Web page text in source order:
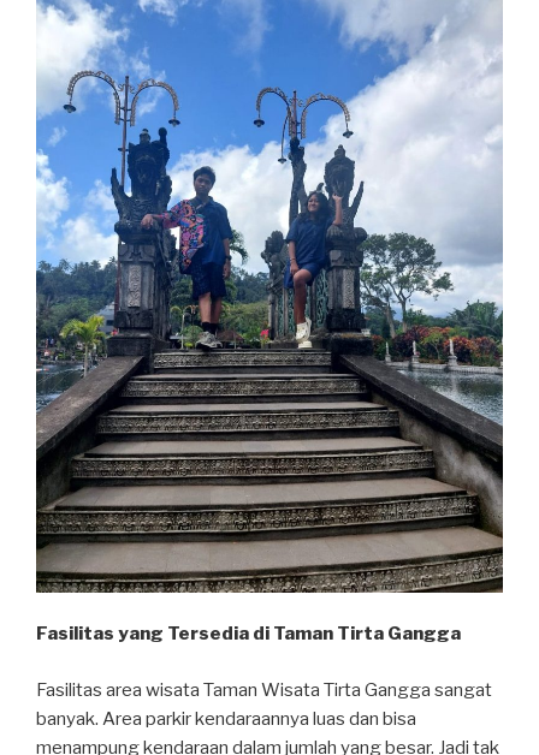
Fasilitas yang Tersedia di Taman Tirta Gangga
Fasilitas area wisata Taman Wisata Tirta Gangga sangat
banyak. Area parkir kendaraannya luas dan bisa
menampung kendaraan dalam jumlah yang besar. Jadi tak